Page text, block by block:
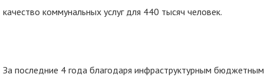
качество коммунальных услуг для 440 тысяч человек.
За последние 4 года благодаря инфраструктурным